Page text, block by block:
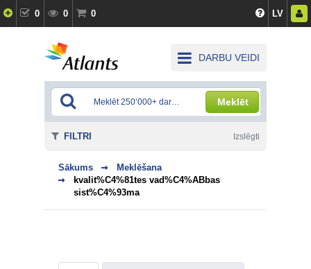
0 0 0 LV
DARBU VEIDI
Meklēt
Sākums
Meklēšana
kvalit%C4%81tes vad%C4%ABbas
sist%C4%93ma
FILTRI Izslēgti